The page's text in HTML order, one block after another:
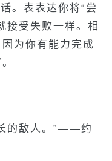
。表表达你将“尝
接受失败一样。相
为你有能力完成
的敌人。”——约